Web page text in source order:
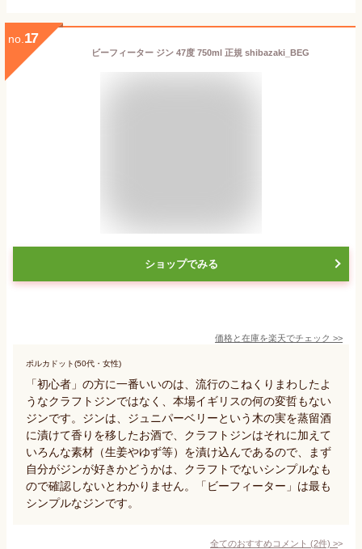
no. 17
ビーフィーター ジン 47度 750ml 正規 shibazaki_BEG
ショップでみる
価格と在庫を楽天でチェック >>
ポルカドット(50代・女性)
「初心者」の方に一番いいのは、流行のこねくりまわしたよ
うなクラフトジンではなく、本場イギリスの何の変哲もない
ジンです。ジンは、ジュニパーベリーという木の実を蒸留酒
に漬けて香りを移したお酒で、クラフトジンはそれに加えて
いろんな素材（生姜やゆず等）を漬け込んであるので、まず
自分がジンが好きかどうかは、クラフトでないシンプルなも
ので確認しないとわかりません。「ビーフィーター」は最も
シンプルなジンです。
全てのおすすめコメント (2件) >